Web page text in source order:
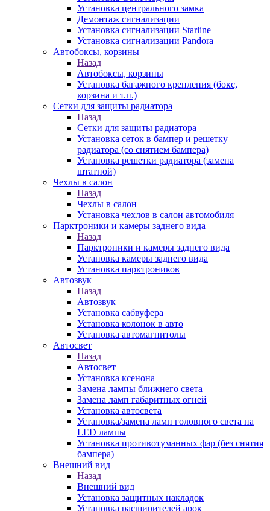
Установка центрального замка
Демонтаж сигнализации
Установка сигнализации Starline
Установка сигнализации Pandora
Автобоксы, корзины
Назад
Автобоксы, корзины
Установка багажного крепления (бокс,
корзина и т.п.)
Сетки для защиты радиатора
Назад
Сетки для защиты радиатора
Установка сеток в бампер и решетку
радиатора (со снятием бампера)
Установка решетки радиатора (замена
штатной)
Чехлы в салон
Назад
Чехлы в салон
Установка чехлов в салон автомобиля
Парктроники и камеры заднего вида
Назад
Парктроники и камеры заднего вида
Установка камеры заднего вида
Установка парктроников
Автозвук
Назад
Автозвук
Установка сабвуфера
Установка колонок в авто
Установка автомагнитолы
Автосвет
Назад
Автосвет
Установка ксенона
Замена лампы ближнего света
Замена ламп габаритных огней
Установка автосвета
Установка/замена ламп головного света на
LED лампы
Установка противотуманных фар (без снятия
бампера)
Внешний вид
Назад
Внешний вид
Установка защитных накладок
Установка расширителей арок